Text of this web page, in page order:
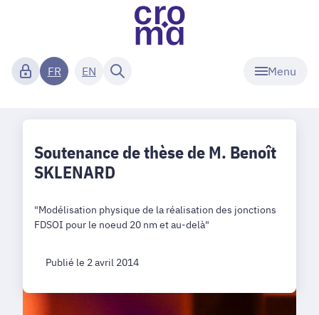
Menu
FR EN
Soutenance de thèse de M. Benoît
SKLENARD
"Modélisation physique de la réalisation des jonctions
FDSOI pour le noeud 20 nm et au-delà"
Publié le 2 avril 2014